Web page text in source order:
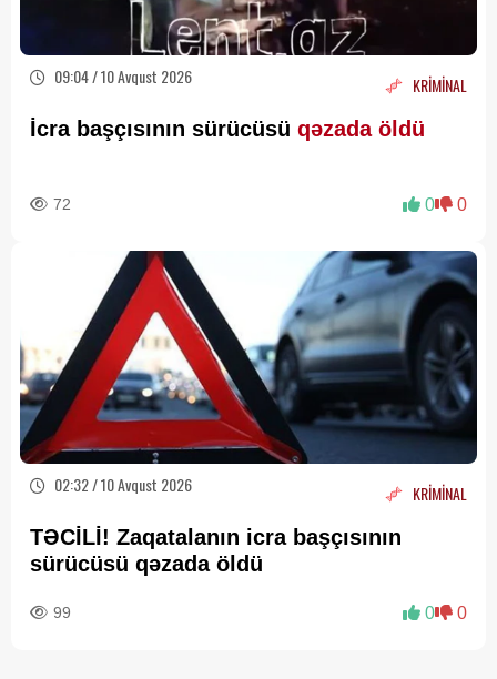
09:04 / 10 Avqust 2026 KRİMİNAL
İcra başçısının sürücüsü qəzada öldü
72 0 0
02:32 / 10 Avqust 2026 KRİMİNAL
TƏCİLİ! Zaqatalanın icra başçısının
sürücüsü qəzada öldü
99 0 0